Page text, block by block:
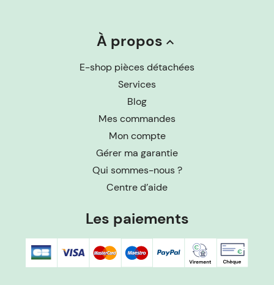
À propos keyboard_arrow_up
E-shop pièces détachées
Services
Blog
Mes commandes
Mon compte
Gérer ma garantie
Qui sommes-nous ?
Centre d’aide
Les paiements